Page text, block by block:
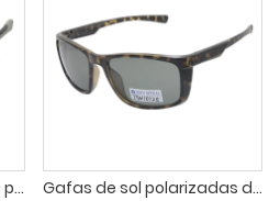
Gafas de sol polarizadas para deportes de montaña, ciclismo, pesca y golf Gafas de sol polarizadas deportivas con logotipo personalizado UV400 para montar y pescar para hombres